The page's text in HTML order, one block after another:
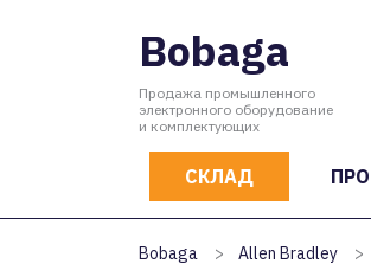
Bobaga
Продажа промышленного
электронного оборудование
и комплектующих
СКЛАД
Bobaga > Allen Bradley >